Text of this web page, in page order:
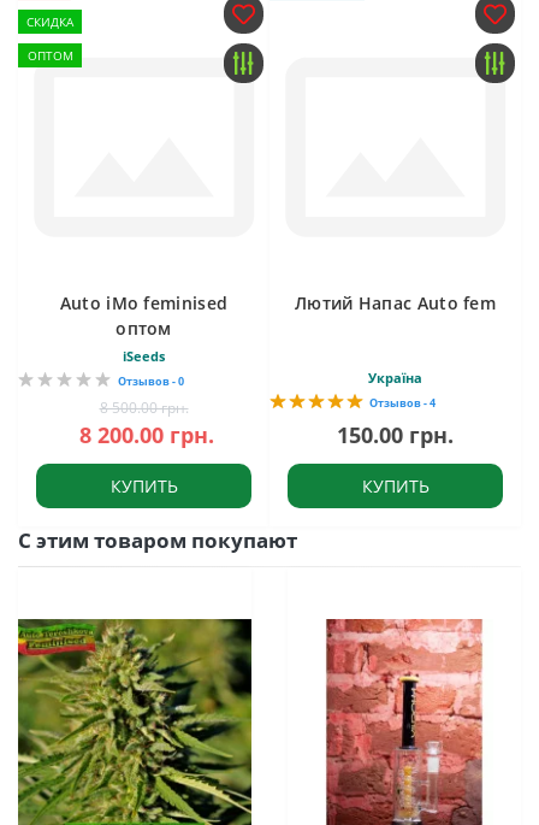
СКИДКА
ОПТОМ
Auto iMo feminised
оптом
iSeeds
Отзывов - 0
8 500.00 грн.
8 200.00 грн.
КУПИТЬ
Лютий Напас Auto fem
Україна
Отзывов - 4
150.00 грн.
КУПИТЬ
С этим товаром покупают